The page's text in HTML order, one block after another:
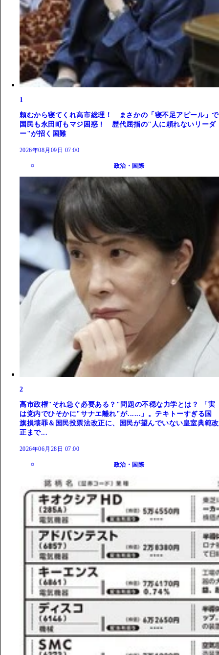
1
頼むから寝てくれ高市総理！ まさかの「寝不足アピール」で
国民も永田町もマジ困惑！ 歴代屈指の"人に頼れないリーダ
ー"が招く国難
2026年08月09日 07:00
政治・国際
2
高市政権"それ急ぐ必要ある？"問題の不穏な力学とは？ 「実
は党内でひそかに"サナエ離れ"が......」。テキトーすぎる国
旗損壊罪＆国民投票法改正に、国民が望んでいない皇室典範改
正まで...
2026年06月28日 07:00
政治・国際